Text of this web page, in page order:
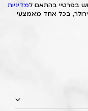
בפרטיי בהתאם למדיניות
בכל אחד מאמצעי